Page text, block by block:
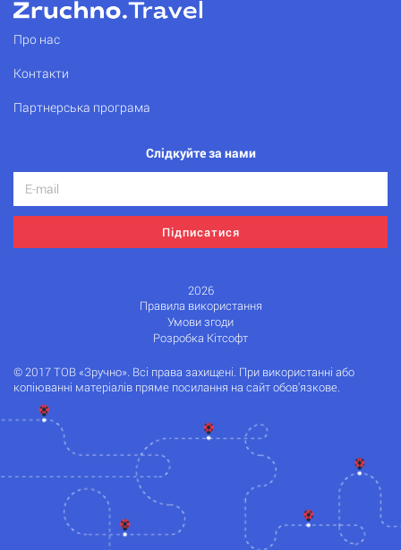
Про нас
Контакти
Партнерська програма
Слідкуйте за нами
Підписатися
2026
Правила використання
Умови згоди
Розробка Кітсофт
© 2017 ТОВ «Зручно». Всі права захищені. При використанні або
копіюванні матеріалів пряме посилання на сайт обов'язкове.